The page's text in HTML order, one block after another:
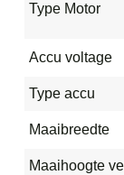
Type Motor
Accu voltage
Type accu
Maaibreedte
Maaihoogte